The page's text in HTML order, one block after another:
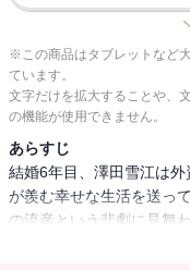
※この商品はタブレットなど
ています。
文字だけを拡大することや、
の機能が使用できません。
あらすじ
結婚6年目、澤田雪江は
が羨む幸せな生活を送っ
の流産という悲劇に見舞
でいくのを感じていた。